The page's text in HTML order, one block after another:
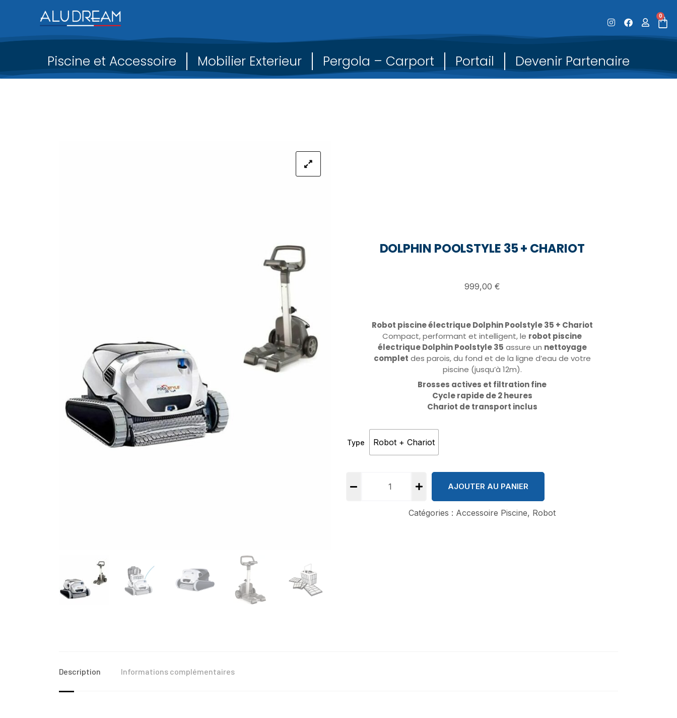
0
Piscine et Accessoire Mobilier Exterieur Pergola – Carport Portail Devenir Partenaire
DOLPHIN POOLSTYLE 35 + CHARIOT
999,00 €
Robot piscine électrique Dolphin Poolstyle 35 + Chariot
Compact, performant et intelligent, le robot piscine
électrique Dolphin Poolstyle 35 assure un nettoyage
complet des parois, du fond et de la ligne d’eau de votre
piscine (jusqu’à 12m).
Brosses actives et filtration fine
Cycle rapide de 2 heures
Chariot de transport inclus
Type Robot + Chariot
AJOUTER AU PANIER
Catégories : Accessoire Piscine, Robot
Description Informations complémentaires